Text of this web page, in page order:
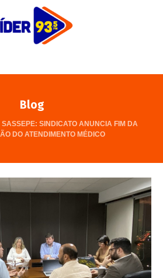
Blog
SASSEPE: SINDICATO ANUNCIA FIM DA
DO ATENDIMENTO MÉDICO